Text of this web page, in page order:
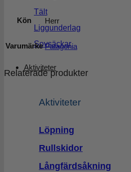
Tält
Liggunderlag
Sovsäckar
Aktiviteter
Aktiviteter
Löpning
Rullskidor
Långfärdsåkning
Kön Herr
Varumärke Patagonia
Relaterade produkter